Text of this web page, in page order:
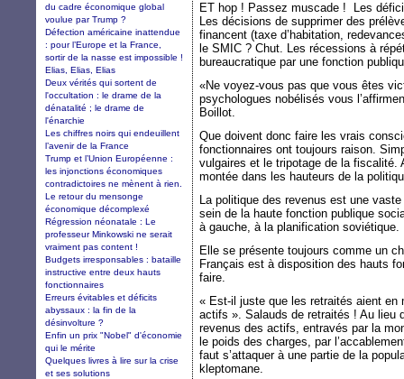
ET hop ! Passez muscade ! Les
Les décisions de supprimer des
financent (taxe d’habitation,
le SMIC ? Chut. Les récessions à
bureaucratique par une fonction
«Ne voyez-vous pas que vous êtes
psychologues nobélisés vous
Boillot.
Que doivent donc faire les vrais
fonctionnaires ont toujours raison.
vulgaires et le tripotage de la fiscalité.
montée dans les hauteurs de la
La politique des revenus est une
sein de la haute fonction publique
à gauche, à la planification soviétique.
Elle se présente toujours comme un
Français est à disposition des hauts
faire.
« Est-il juste que les retraités aient en
actifs ». Salauds de retraités ! Au lieu
revenus des actifs, entravés par la
le poids des charges, par
faut s’attaquer à une partie de la
kleptomane.
du cadre économique global
voulue par Trump ?
Défection américaine inattendue
: pour l’Europe et la France,
sortir de la nasse est impossible !
Elias, Elias, Elias
Deux vérités qui sortent de
l'occultation : le drame de la
dénatalité ; le drame de
l'énarchie
Les chiffres noirs qui endeuillent
l’avenir de la France
Trump et l’Union Européenne :
les injonctions économiques
contradictoires ne mènent à rien.
Le retour du mensonge
économique décomplexé
Régression néonatale : Le
professeur Minkowski ne serait
vraiment pas content !
Budgets irresponsables : bataille
instructive entre deux hauts
fonctionnaires
Erreurs évitables et déficits
abyssaux : la fin de la
désinvolture ?
Enfin un prix "Nobel" d'économie
qui le mérite
Quelques livres à lire sur la crise
et ses solutions